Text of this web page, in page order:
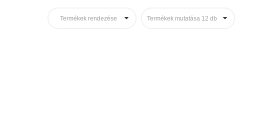
Termékek rendezése Termékek mutatása 12 db